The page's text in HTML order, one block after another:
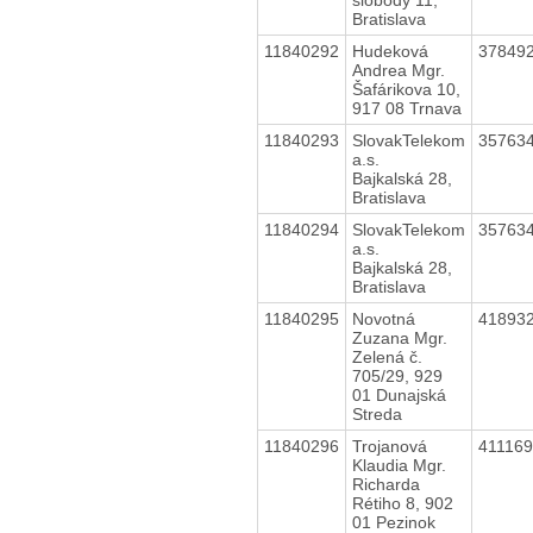
Bratislava
11840292
Hudeková
Andrea Mgr.
Šafárikova 10,
917 08 Trnava
11840293
SlovakTelekom
a.s.
Bajkalská 28,
Bratislava
11840294
SlovakTelekom
a.s.
Bajkalská 28,
Bratislava
11840295
Novotná
Zuzana Mgr.
Zelená č.
705/29, 929
01 Dunajská
Streda
11840296
Trojanová
Klaudia Mgr.
Richarda
Rétiho 8, 902
01 Pezinok